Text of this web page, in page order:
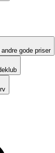
gode priser